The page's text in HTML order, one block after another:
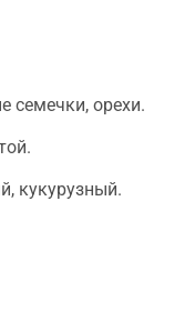
семечки, орехи.
кукурузный.